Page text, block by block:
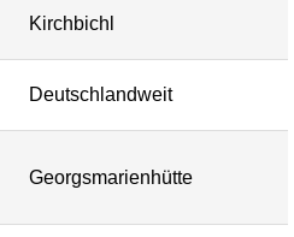
Kirchbichl
Deutschlandweit
Georgsmarienhütte